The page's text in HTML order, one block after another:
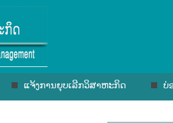
ແຈ້ງການຍຸບເລີກວິສາຫະກິດ ບ່